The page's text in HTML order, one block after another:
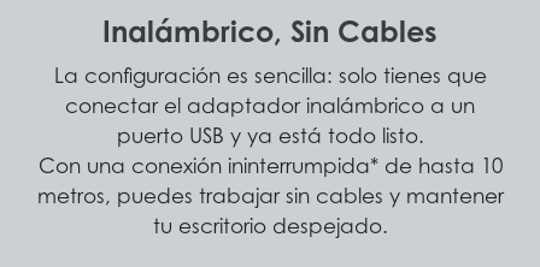
Inalámbrico, Sin Cables
La configuración es sencilla: solo tienes que
conectar el adaptador inalámbrico a un
puerto USB y ya está todo listo.
Con una conexión ininterrumpida* de hasta 10
metros, puedes trabajar sin cables y mantener
tu escritorio despejado.